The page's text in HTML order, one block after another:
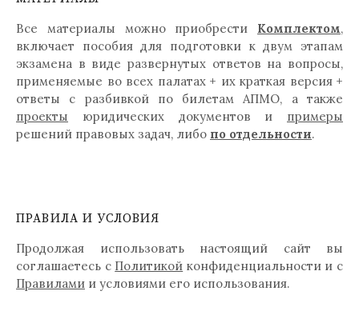
Все материалы можно приобрести Комплектом,
включает пособия для подготовки к двум этапам
экзамена в виде развернутых ответов на вопросы,
применяемые во всех палатах + их краткая версия +
ответы с разбивкой по билетам АПМО, а также
проекты юридических документов и примеры
решений правовых задач, либо по отдельности.
ПРАВИЛА И УСЛОВИЯ
Продолжая использовать настоящий сайт вы
соглашаетесь с Политикой конфиденциальности и с
Правилами и условиями его использования.